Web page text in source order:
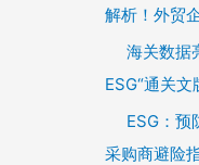
解析！外贸
海关数据
ESG“通关文
ESG：预
采购商避险